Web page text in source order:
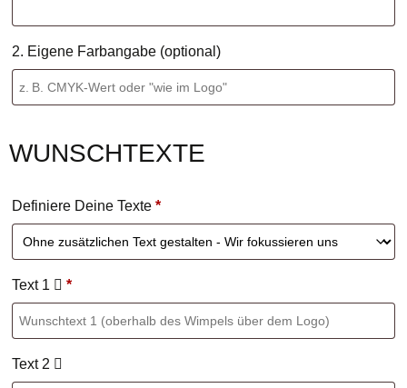
2. Eigene Farbangabe (optional)
WUNSCHTEXTE
Definiere Deine Texte *
Text 1 *
Text 2